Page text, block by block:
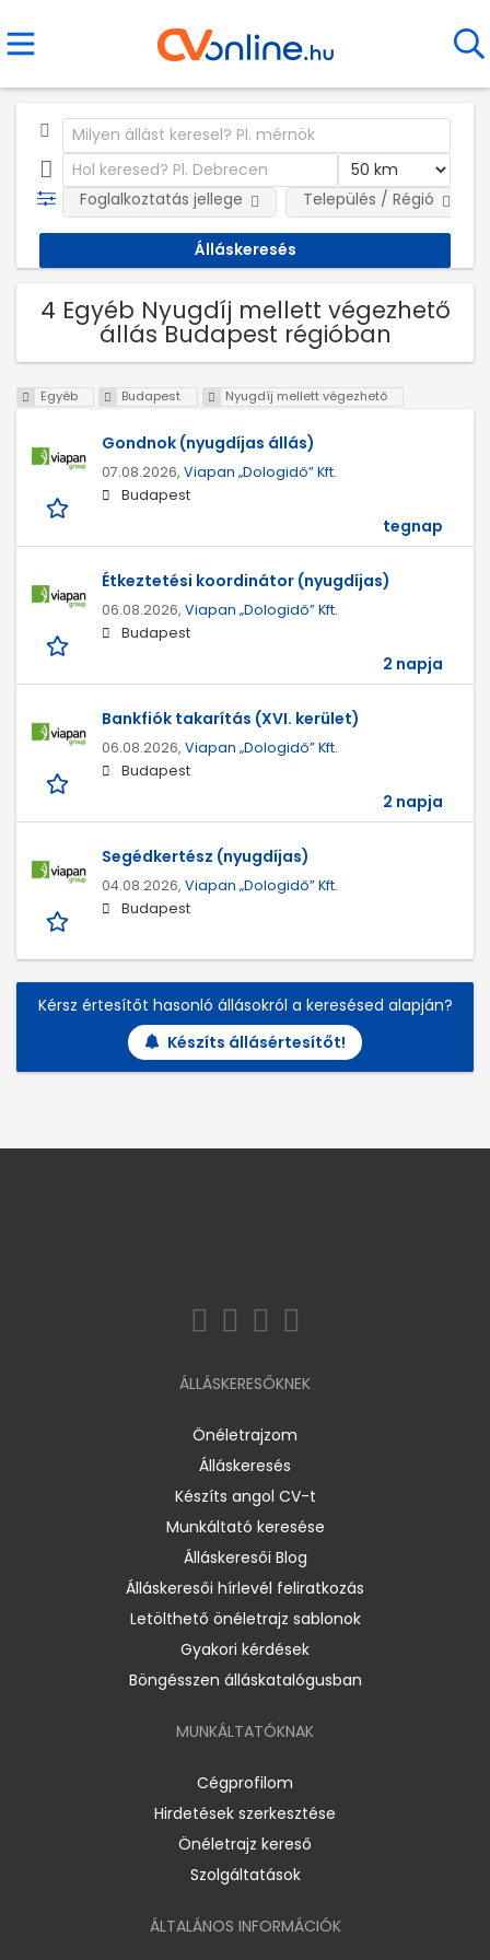
Foglalkoztatás jellege Település / Régió
4 Egyéb Nyugdíj mellett végezhető
állás Budapest régióban
Egyéb Budapest Nyugdíj mellett végezhető
Gondnok (nyugdíjas állás)
07.08.2026, Viapan „Dologidő” Kft.
Budapest
tegnap
Étkeztetési koordinátor (nyugdíjas)
06.08.2026, Viapan „Dologidő” Kft.
Budapest
2 napja
Bankfiók takarítás (XVI. kerület)
06.08.2026, Viapan „Dologidő” Kft.
Budapest
2 napja
Segédkertész (nyugdíjas)
04.08.2026, Viapan „Dologidő” Kft.
Budapest
Kérsz értesítőt hasonló állásokról a keresésed alapján?
Készíts állásértesítőt!
ÁLLÁSKERESŐKNEK
Önéletrajzom
Álláskeresés
Készíts angol CV-t
Munkáltató keresése
Álláskeresői Blog
Álláskeresői hírlevél feliratkozás
Letölthető önéletrajz sablonok
Gyakori kérdések
Böngésszen álláskatalógusban
MUNKÁLTATÓKNAK
Cégprofilom
Hirdetések szerkesztése
Önéletrajz kereső
Szolgáltatások
ÁLTALÁNOS INFORMÁCIÓK